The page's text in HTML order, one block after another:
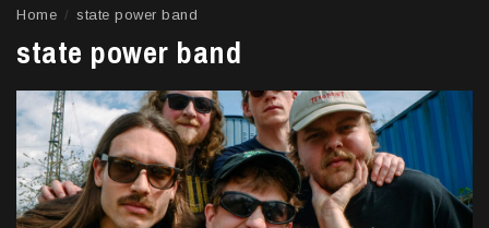
Home state power band
state power band